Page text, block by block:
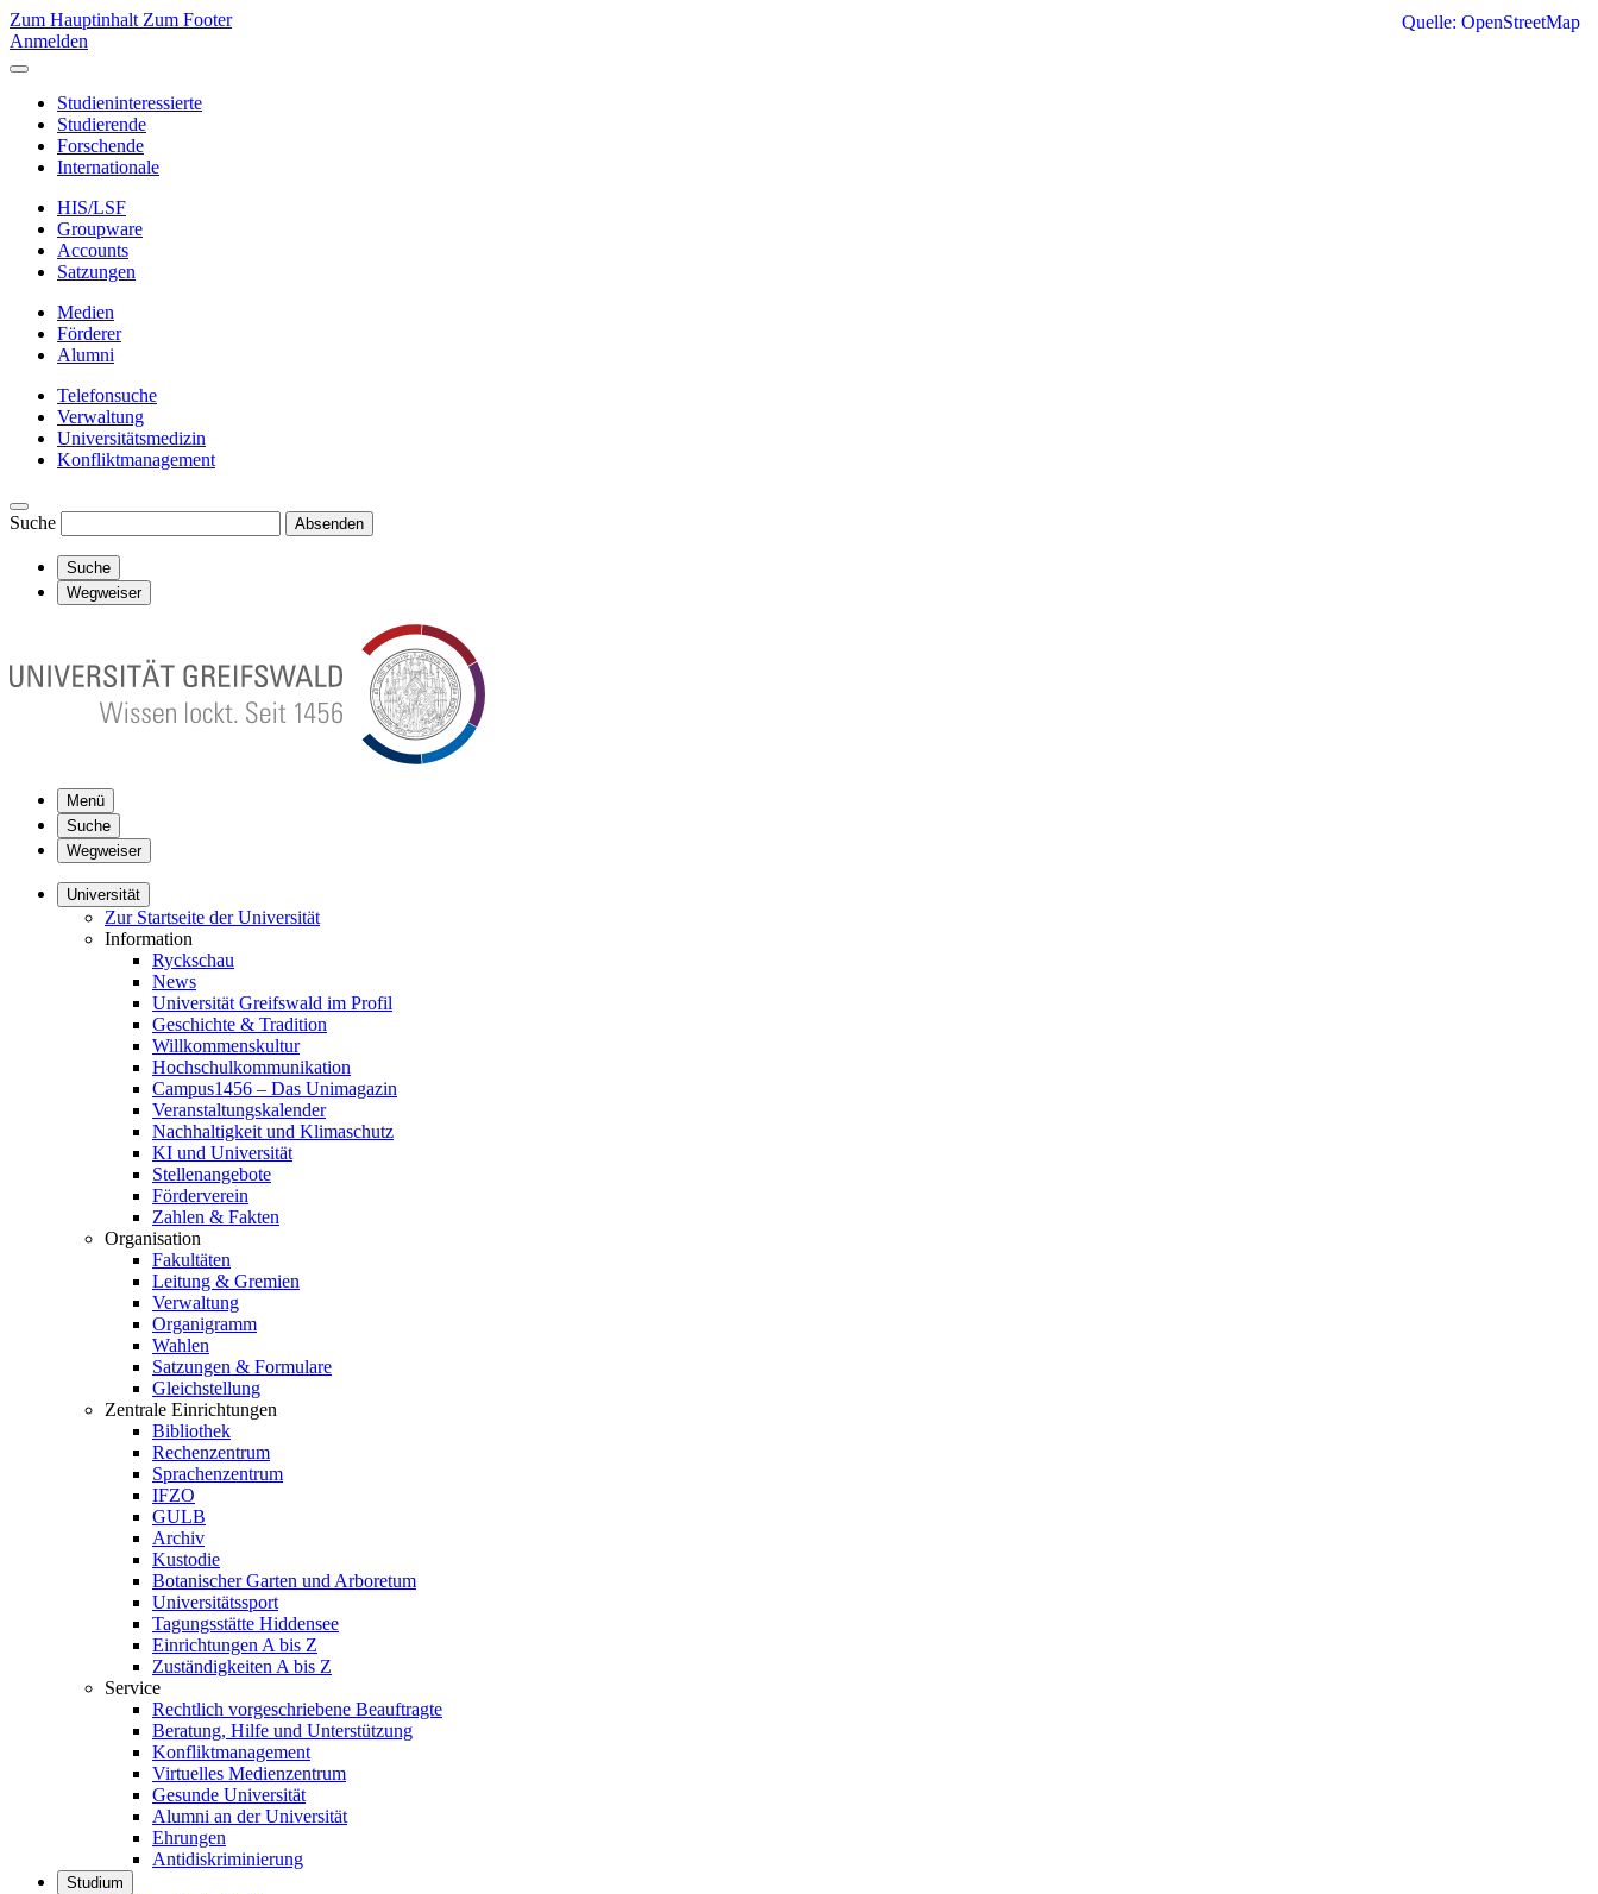
Zum Hauptinhalt Zum Footer
Anmelden
Studieninteressierte
Studierende
Forschende
Internationale
HIS/LSF
Groupware
Accounts
Satzungen
Medien
Förderer
Alumni
Telefonsuche
Verwaltung
Universitätsmedizin
Konfliktmanagement
Suche Absenden
Suche
Wegweiser
Menü
Suche
Wegweiser
Universität
Zur Startseite der Universität
Information
Ryckschau
News
Universität Greifswald im Profil
Geschichte & Tradition
Willkommenskultur
Hochschulkommunikation
Campus1456 – Das Unimagazin
Veranstaltungskalender
Nachhaltigkeit und Klimaschutz
KI und Universität
Stellenangebote
Förderverein
Zahlen & Fakten
Organisation
Fakultäten
Leitung & Gremien
Verwaltung
Organigramm
Wahlen
Satzungen & Formulare
Gleichstellung
Zentrale Einrichtungen
Bibliothek
Rechenzentrum
Sprachenzentrum
IFZO
GULB
Archiv
Kustodie
Botanischer Garten und Arboretum
Universitätssport
Tagungsstätte Hiddensee
Einrichtungen A bis Z
Zuständigkeiten A bis Z
Service
Rechtlich vorgeschriebene Beauftragte
Beratung, Hilfe und Unterstützung
Konfliktmanagement
Virtuelles Medienzentrum
Gesunde Universität
Alumni an der Universität
Ehrungen
Antidiskriminierung
Studium
Quelle: OpenStreetMap